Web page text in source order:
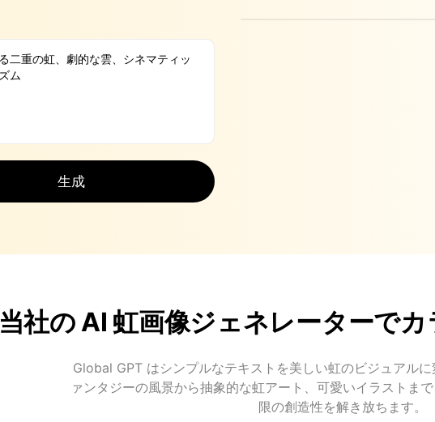
生成
当社の AI 虹画像ジェネレーターで
Global GPT はシンプルなテキストを美しい虹のビジュアル
ァンタジーの風景から抽象的な虹アート、可愛いイラストま
限の創造性を解き放ちます。